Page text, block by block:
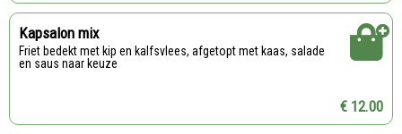
Kapsalon mix
Friet bedekt met kip en kalfsvlees, afgetopt met kaas, salade
en saus naar keuze
€ 12.00